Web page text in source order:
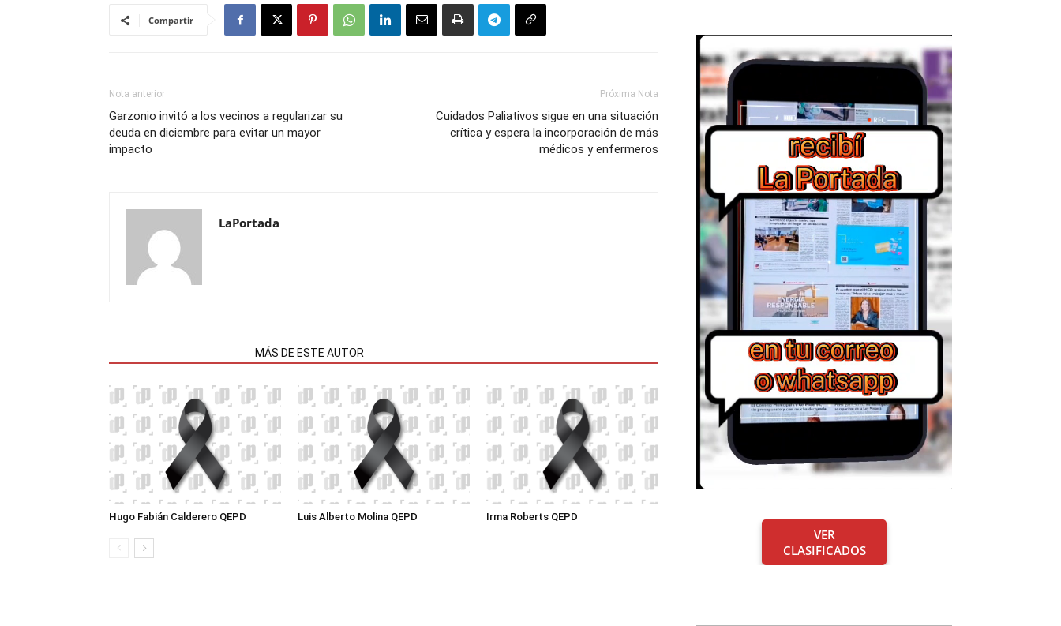
Compartir
Nota anterior
Garzonio invitó a los vecinos a regularizar su
deuda en diciembre para evitar un mayor
impacto
Próxima Nota
Cuidados Paliativos sigue en una situación
crítica y espera la incorporación de más
médicos y enfermeros
LaPortada
MÁS DE ESTE AUTOR
Hugo Fabián Calderero QEPD Luis Alberto Molina QEPD Irma Roberts QEPD
VER
CLASIFICADOS